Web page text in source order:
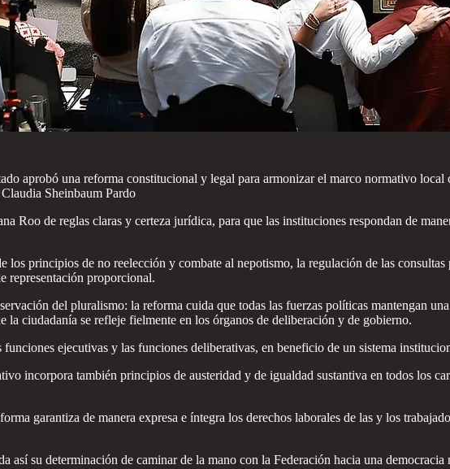
aprobó una reforma constitucional y legal para armonizar el marco normativo local
Sheinbaum Pardo
Roo de reglas claras y certeza jurídica, para que las instituciones respondan de
los principios de no reelección y combate al nepotismo, la regulación de las
representación proporcional.
del pluralismo: la reforma cuida que todas las fuerzas políticas mantengan
la ciudadanía se refleje fielmente en los órganos de deliberación y de gobierno.
ejecutivas y las funciones deliberativas, en beneficio de un sistema
incorpora también principios de austeridad y de igualdad sustantiva en todos los
garantiza de manera expresa e íntegra los derechos laborales de las y los
así su determinación de caminar de la mano con la Federación hacia una democracia